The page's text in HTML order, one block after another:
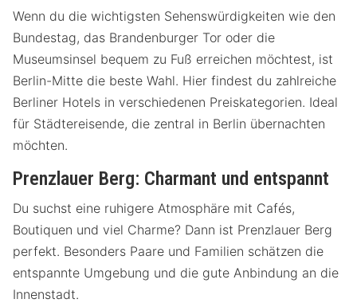
Wenn du die wichtigsten Sehenswürdigkeiten wie den
Bundestag, das Brandenburger Tor oder die
Museumsinsel bequem zu Fuß erreichen möchtest, ist
Berlin-Mitte die beste Wahl. Hier findest du zahlreiche
Berliner Hotels in verschiedenen Preiskategorien. Ideal
für Städtereisende, die zentral in Berlin übernachten
möchten.
Prenzlauer Berg: Charmant und entspannt
Du suchst eine ruhigere Atmosphäre mit Cafés,
Boutiquen und viel Charme? Dann ist Prenzlauer Berg
perfekt. Besonders Paare und Familien schätzen die
entspannte Umgebung und die gute Anbindung an die
Innenstadt.